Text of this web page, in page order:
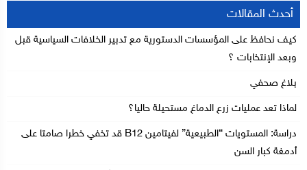
أحدث المقالات
كيف نحافظ على المؤسسات الدستورية مع تدبير الخلافات السياسية قبل
وبعد الإنتخابات ؟
بلاغ صحفي
لماذا تعد عمليات زرع الدماغ مستحيلة حاليا؟
دراسة: المستويات “الطبيعية” لفيتامين B12 قد تخفي خطرا صامتا على
أدمغة كبار السن